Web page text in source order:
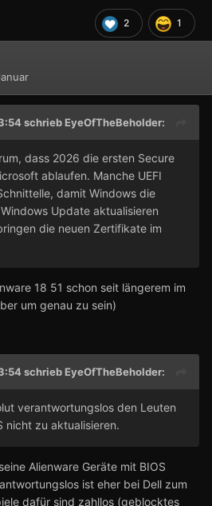
2 1
schriebEyeOfTheBeholder:
dass 2026 die ersten Secure
ablaufen. Manche UEFI
damit Windows die
Update aktualisieren
die neuen Zertifikate im
18 51 schon seit längerem im
um genau zu sein)
schriebEyeOfTheBeholder:
verantwortungslos den Leuten
nicht zu aktualisieren.
Alienware Geräte mit BIOS
ist eher bei Dell zum
dafür sind zahllos (geblocktes